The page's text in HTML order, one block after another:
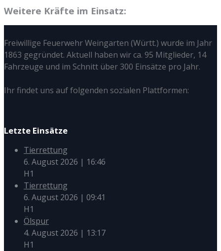
Weitere Kräfte im Einsatz:
Freiwillige Feuerwehr Weingarten (Württ.) wurde im Jahr
1863 gegründet. Aktuell haben wir ca. 95 Mitglieder, 14
Fahrzeuge und im Schnitt über 300 Einsätze pro Jahr.
Ihr findet uns auf folgenden sozialen Plattformen:
Letzte Einsätze
Tierrettung
6. August 2026 | 16:46
H1
Tierrettung
6. August 2026 | 09:41
H1
Ölspur
4. August 2026 | 13:17
H1